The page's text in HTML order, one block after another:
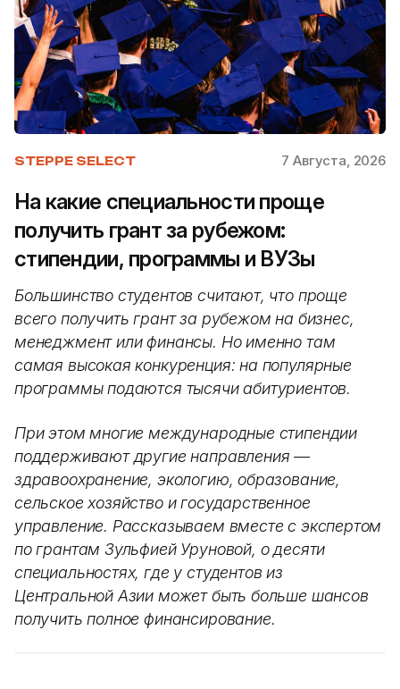
STEPPE SELECT 7 Августа, 2026
На какие специальности проще
получить грант за рубежом:
стипендии, программы и ВУЗы
Большинство студентов считают, что проще
всего получить грант за рубежом на бизнес,
менеджмент или финансы. Но именно там
самая высокая конкуренция: на популярные
программы подаются тысячи абитуриентов.
При этом многие международные стипендии
поддерживают другие направления —
здравоохранение, экологию, образование,
сельское хозяйство и государственное
управление. Рассказываем вместе с экспертом
по грантам Зульфией Уруновой, о десяти
специальностях, где у студентов из
Центральной Азии может быть больше шансов
получить полное финансирование.